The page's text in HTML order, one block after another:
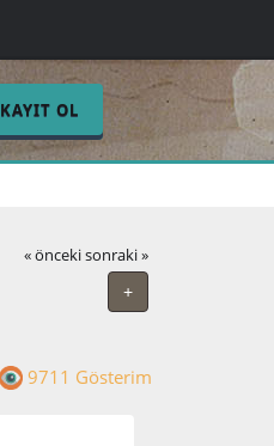
KAYIT OL
« önceki sonraki »
+
9711 Gösterim